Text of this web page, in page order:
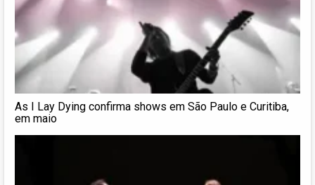
As I Lay Dying confirma shows em São Paulo e Curitiba,
em maio